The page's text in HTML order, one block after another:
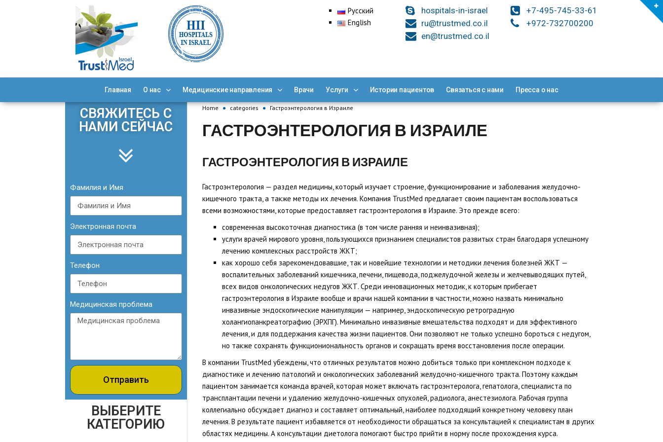
Русский
English
hospitals-in-israel
ru@trustmed.co.il
en@trustmed.co.il
+7-495-745-33-61
+972-732700200
Главная О нас Медицинские направления Врачи Услуги Истории пациентов Связаться с нами Пресса о нас
Home ● categories ● Гастроэнтерология в Израиле
ГАСТРОЭНТЕРОЛОГИЯ В ИЗРАИЛЕ
ГАСТРОЭНТЕРОЛОГИЯ В ИЗРАИЛЕ
Гастроэнтерология — раздел медицины, который изучает строение, функционирование и заболевания желудочно-
кишечного тракта, а также методы их лечения. Компания TrustMed предлагает своим пациентам воспользоваться
всеми возможностями, которые предоставляет гастроэнтерология в Израиле. Это прежде всего:
современная высокоточная диагностика (в том числе ранняя и неинвазивная);
услуги врачей мирового уровня, пользующихся признанием специалистов развитых стран благодаря успешному
лечению комплексных расстройств ЖКТ;
как хорошо себя зарекомендовавшие, так и новейшие технологии и методики лечения болезней ЖКТ —
воспалительных заболеваний кишечника, печени, пищевода, поджелудочной железы и желчевыводящих путей,
всех видов онкологических недугов ЖКТ. Среди инновационных методик, к которым прибегает
гастроэнтерология в Израиле вообще и врачи нашей компании в частности, можно назвать минимально
инвазивные эндоскопические манипуляции — например, эндоскопическую ретроградную
холангиопанкреатографию (ЭРХПГ). Минимально инвазивные вмешательства подходят и для эффективного
лечения, и для поддержания качества жизни пациентов. Они позволяют не только успешно бороться с недугом,
но также сохранять функциониональность органов и сокращать время восстановления после операции.
В компании TrustMed убеждены, что отличных результатов можно добиться только при комплексном подходе к
диагностике и лечению патологий и онкологических заболеваний желудочно-кишечного тракта. Поэтому каждым
пациентом занимается команда врачей, которая может включать гастроэнтеролога, гепатолога, специалиста по
трансплантации печени и удалению желудочно-кишечных опухолей, радиолога, анестезиолога. Рабочая группа
коллегиально обсуждает диагноз и составляет оптимальный, наиболее подходящий конкретному человеку план
лечения. В результате пациент избавляется от необходимости обращаться за консультацией к специалистам в других
областях медицины. А консультации диетолога помогают быстро прийти в норму после прохождения курса.
СВЯЖИТЕСЬ С
НАМИ СЕЙЧАС
Фамилия и Имя
Электронная почта
Телефон
Медицинская проблема
Отправить
ВЫБЕРИТЕ
КАТЕГОРИЮ